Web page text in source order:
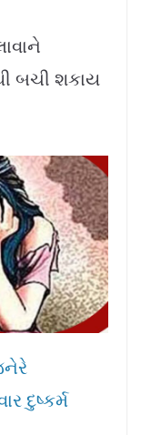
બચી શકાય
દુષ્કર્મ